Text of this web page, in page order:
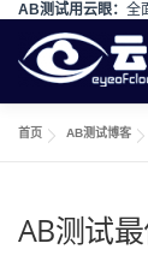
AB测试用云眼： 全
Skip to content
首页 AB测试博客
AB测试